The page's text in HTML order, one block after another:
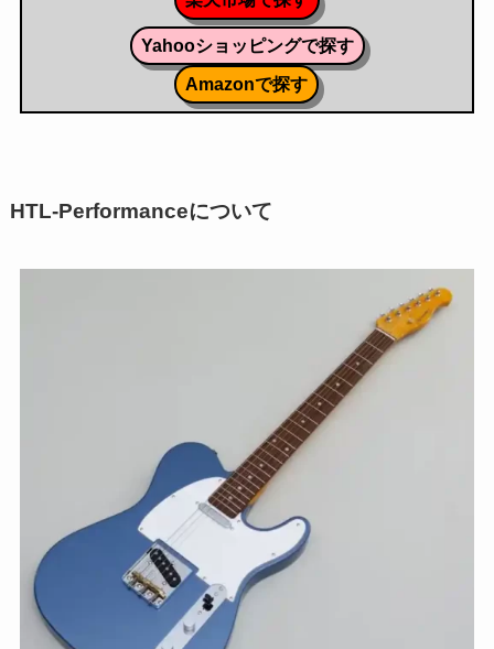
Yahooショッピングで探す
Amazonで探す
HTL-Performanceについて